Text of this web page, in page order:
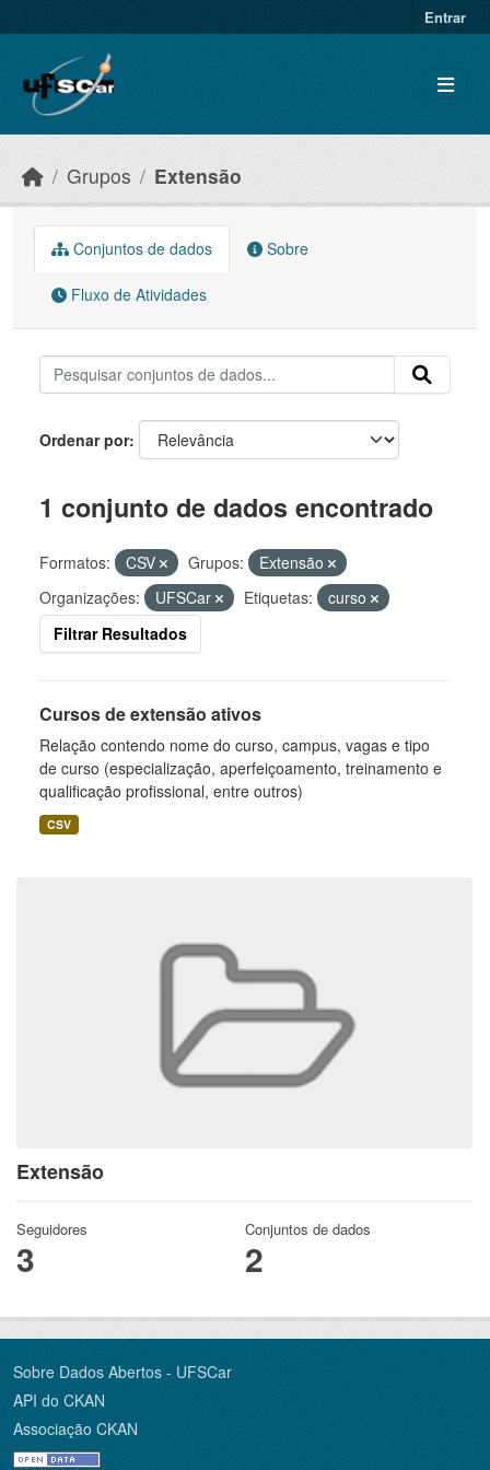
Entrar
Grupos Extensão
Extensão
Seguidores
3
Conjuntos de dados
2
Conjuntos de dados Sobre
Fluxo de Atividades
Ordenar por
1 conjunto de dados encontrado
Formatos: CSV Grupos:
Extensão
Organizações:
UFSCar Etiquetas:
curso
Filtrar Resultados
Cursos de extensão ativos
Relação contendo nome do curso, campus, vagas e tipo
de curso (especialização, aperfeiçoamento, treinamento e
qualificação profissional, entre outros)
CSV
Sobre Dados Abertos - UFSCar
API do CKAN
Associação CKAN